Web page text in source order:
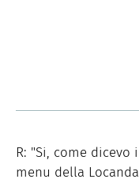
R: "Si, come
menu della